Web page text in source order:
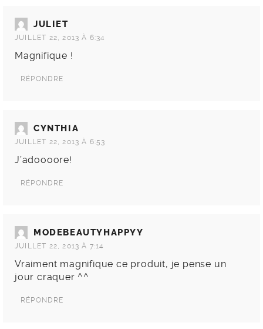
JULIET
JUILLET 22, 2013 À 6:34
Magnifique !
RÉPONDRE
CYNTHIA
JUILLET 22, 2013 À 6:53
J’adoooore!
RÉPONDRE
MODEBEAUTYHAPPYY
JUILLET 22, 2013 À 7:14
Vraiment magnifique ce produit, je pense un
jour craquer ^^
RÉPONDRE